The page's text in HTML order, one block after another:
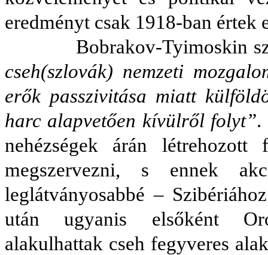
eredményt csak 1918-ban értek
Bobrakov-Tyimoskin
cseh(szlovák) nemzeti
erők passzivitása miatt
harc alapvetően kívülről folyt”.
nehézségek árán
megszervezni, s ennek
leglátványosabbé –
után ugyanis elsőként
alakulhattak cseh fegyveres